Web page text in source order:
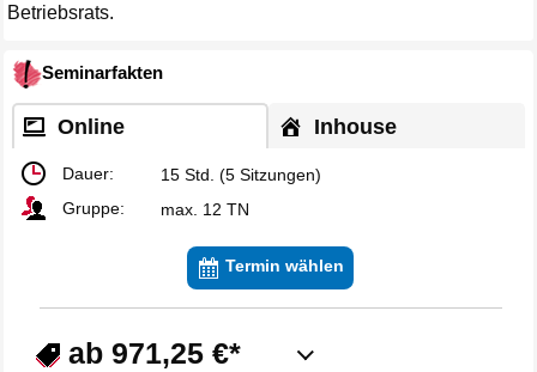
Betriebsrats.
Seminarfakten
Online Inhouse
Dauer:
15 Std. (5 Sitzungen)
Gruppe:
max. 12 TN
Termin wählen
ab 971,25 €*